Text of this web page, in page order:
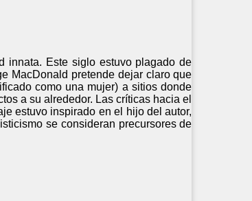
innata. Este siglo estuvo plagado de
MacDonald pretende dejar claro que
como una mujer) a sitios donde
a su alrededor. Las críticas hacia el
estuvo inspirado en el hijo del autor,
se consideran precursores de